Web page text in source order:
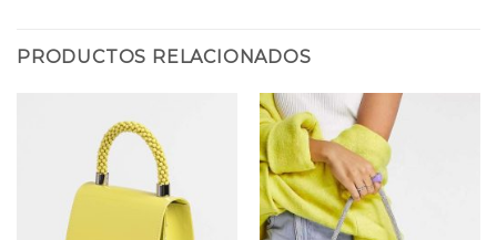
PRODUCTOS RELACIONADOS